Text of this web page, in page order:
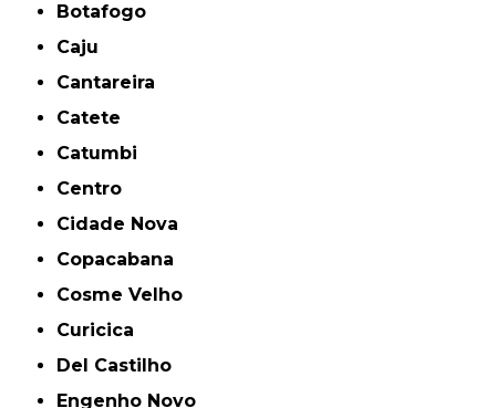
Botafogo
Caju
Cantareira
Catete
Catumbi
Centro
Cidade Nova
Copacabana
Cosme Velho
Curicica
Del Castilho
Engenho Novo